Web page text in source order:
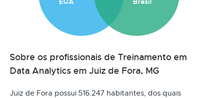
Sobre os profissionais de Treinamento em
Data Analytics em Juiz de Fora, MG
Juiz de Fora possui 516.247 habitantes, dos quais